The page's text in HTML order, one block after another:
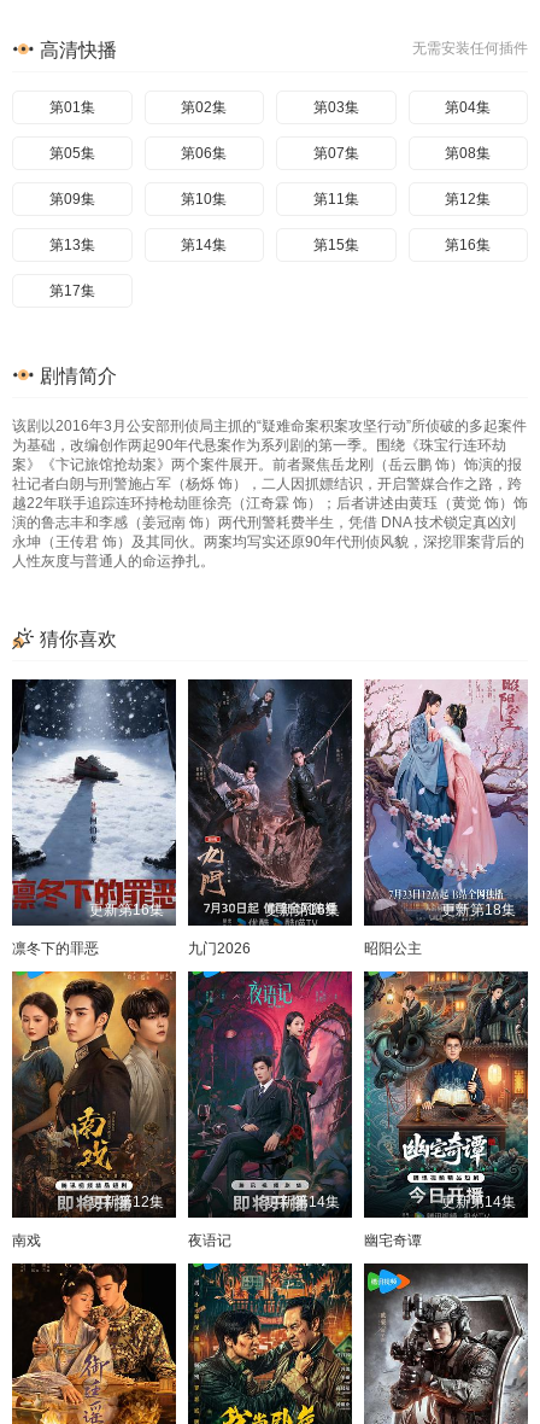
无需安装任何插件
高清快播
第01集 第02集 第03集 第04集
第05集 第06集 第07集 第08集
第09集 第10集 第11集 第12集
第13集 第14集 第15集 第16集
第17集
剧情简介
该剧以2016年3月公安部刑侦局主抓的“疑难命案积案攻坚行动”所侦破的多起案件
为基础，改编创作两起90年代悬案作为系列剧的第一季。围绕《珠宝行连环劫
案》《卞记旅馆抢劫案》两个案件展开。前者聚焦岳龙刚（岳云鹏 饰）饰演的报
社记者白朗与刑警施占军（杨烁 饰），二人因抓嫖结识，开启警媒合作之路，跨
越22年联手追踪连环持枪劫匪徐亮（江奇霖 饰）；后者讲述由黄珏（黄觉 饰）饰
演的鲁志丰和李感（姜冠南 饰）两代刑警耗费半生，凭借 DNA 技术锁定真凶刘
永坤（王传君 饰）及其同伙。两案均写实还原90年代刑侦风貌，深挖罪案背后的
人性灰度与普通人的命运挣扎。
猜你喜欢
更新第16集
凛冬下的罪恶
更新第16集
九门2026
更新第18集
昭阳公主
更新第12集
南戏
更新第14集
夜语记
更新第14集
幽宅奇谭